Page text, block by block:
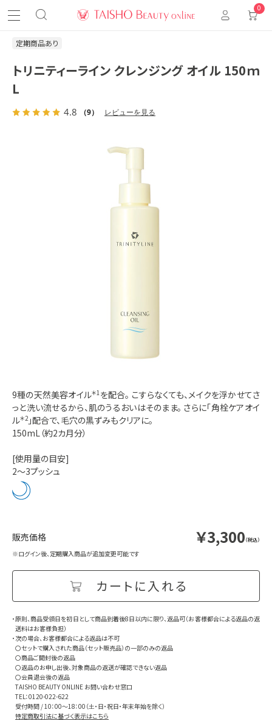
0
定期商品あり
トリニティーライン クレンジング オイル 150ｍ
L
4.8 （9） レビューを見る
9種の天然美容オイル＊1を配合。 こすらなくても、メイクを浮かせてさ
っと洗い流せるから、肌のうるおいはそのまま。 さらに「角栓ケアオイ
ル＊2」配合で、毛穴の黒ずみもクリアに。
150mL（約2カ月分）
[使用量の目安]
2～3プッシュ
￥3,300（税込）
※ログイン後、定期購入商品が追加変更可能です
・原則、商品受領日を初日として商品到着後8日以内に限り、返品可（お客様都合による返品の返
送料はお客様負担）
・次の場合、お客様都合による返品は不可
〇セットで購入された商品（セット販売品）の一部のみの返品
〇商品ご開封後の返品
〇返品のお申し出後、対象商品の返送が確認できない返品
〇会員退会後の返品
TAISHO BEAUTY ONLINE お問い合わせ窓口
TEL：0120-022-622
受付時間 / 10：00～18：00（土・日・祝日・年末年始を除く）
特定商取引法に基づく表示はこちら